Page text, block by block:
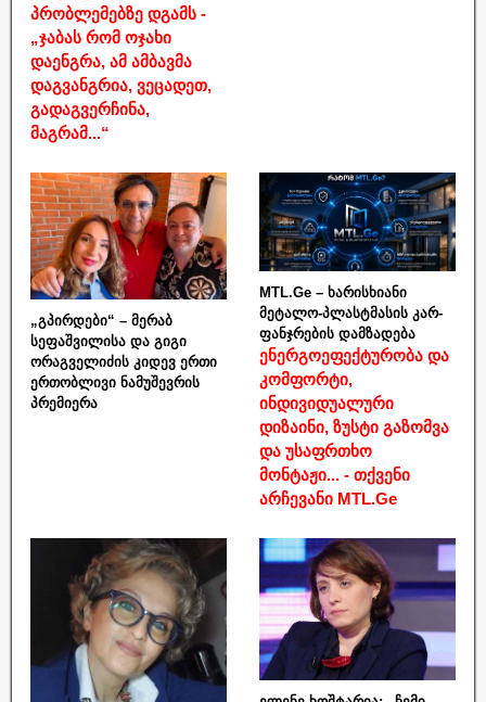
პრობლემებზე დგამს -
„ჯაბას რომ ოჯახი
დაენგრა, ამ ამბავმა
დაგვანგრია, ვეცადეთ,
გადაგვერჩინა,
მაგრამ...“
„გპირდები“ – მერაბ
სეფაშვილისა და გიგი
ორაგველიძის კიდევ ერთი
ერთობლივი ნამუშევრის
პრემიერა
MTL.Ge – ხარისხიანი
მეტალო-პლასტმასის კარ-
ფანჯრების დამზადება
ენერგოეფექტურობა და
კომფორტი,
ინდივიდუალური
დიზაინი, ზუსტი გაზომვა
და უსაფრთხო
მონტაჟი... - თქვენი
არჩევანი MTL.Ge